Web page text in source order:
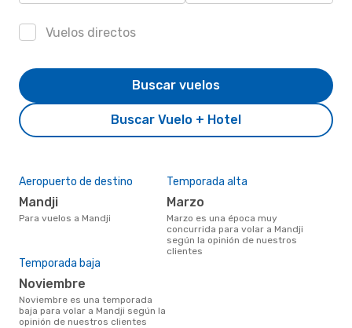
Vuelos directos
Buscar Vuelo + Hotel
Buscar vuelos
Aeropuerto de destino
Mandji
Para vuelos a Mandji
Temporada alta
marzo
marzo es una época muy
concurrida para volar a Mandji
según la opinión de nuestros
clientes
Temporada baja
noviembre
noviembre es una temporada
baja para volar a Mandji según la
opinión de nuestros clientes